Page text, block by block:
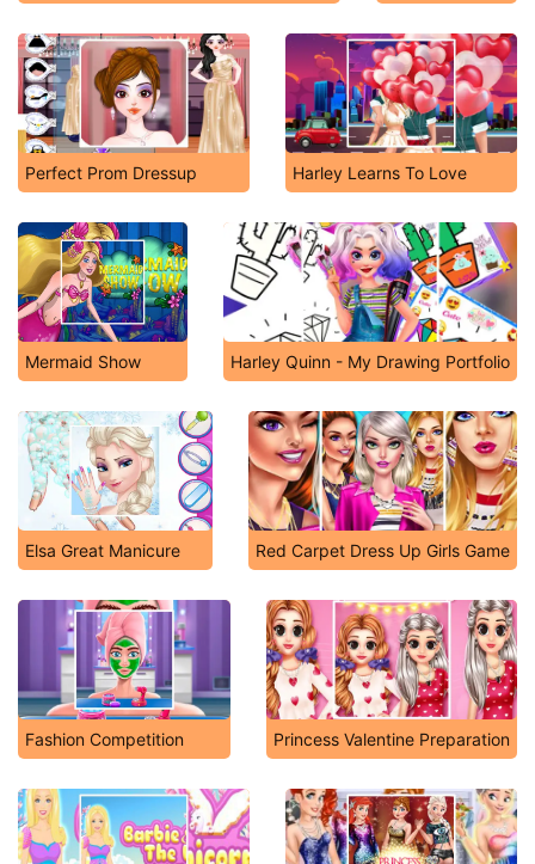
Perfect Prom Dressup Harley Learns To Love
Mermaid Show Harley Quinn - My Drawing Portfolio
Elsa Great Manicure Red Carpet Dress Up Girls Game
Fashion Competition Princess Valentine Preparation